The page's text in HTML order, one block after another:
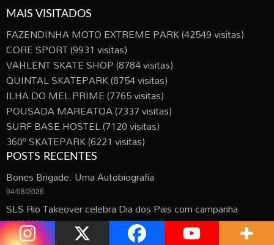
MAIS VISITADOS
FAZENDINHA MOTO EXTREME PARK(42549 visitas)
CORE SPORT(9931 visitas)
VAHLENT SKATE SHOP(8784 visitas)
QUINTAL SKATEPARK(8754 visitas)
ILHA DO MEL PRIME(7765 visitas)
POUSADA MAREATOA(7337 visitas)
SURF BASE HOSTEL(7120 visitas)
360º SKATEPARK(6221 visitas)
POSTS RECENTES
Bones Brigade: Uma Autobiografia
04/08/2026
SLS Rio Takeover celebra Dia dos Pais com campanha
04/08/2026
VISITAS DIÁRIAS